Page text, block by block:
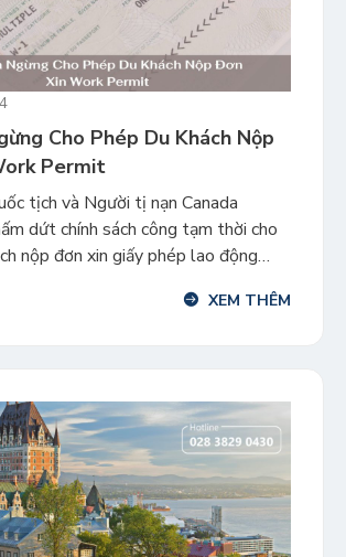
Cho Phép Du Khách Nộp
Permit
tịch và Người tị nạn Canada
dứt chính sách công tạm thời cho
nộp đơn xin giấy phép lao động
tức. IRCC đã đưa ra chính sách này
XEM THÊM